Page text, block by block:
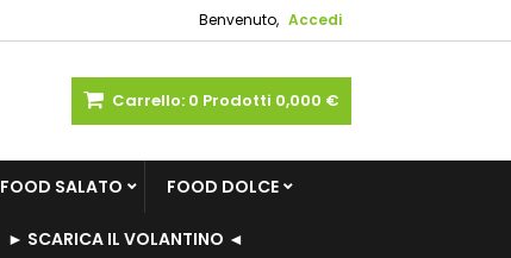
Benvenuto, Accedi
Carrello: 0 Prodotti 0,000 €
FOOD SALATO FOOD DOLCE
► SCARICA IL VOLANTINO ◄